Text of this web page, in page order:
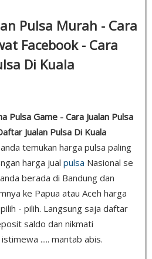
Pulsa Murah - Cara
Facebook - Cara
Di Kuala
Pulsa Game - Cara Jualan Pulsa
Jualan Pulsa Di Kuala
temukan harga pulsa paling
harga jual pulsa Nasional se
berada di Bandung dan
ke Papua atau Aceh harga
- pilih. Langsung saja daftar
saldo dan nikmati
..... mantab abis.